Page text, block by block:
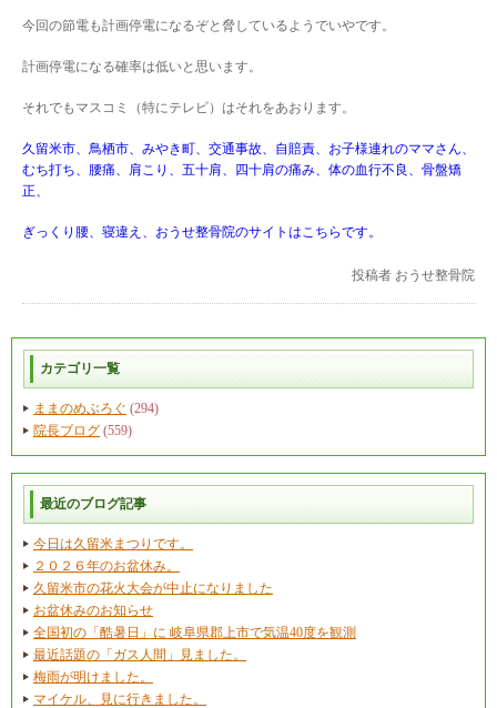
今回の節電も計画停電になるぞと脅しているようでいやです。
計画停電になる確率は低いと思います。
それでもマスコミ（特にテレビ）はそれをあおります。
久留米市、鳥栖市、みやき町、交通事故、自賠責、お子様連れのママさん、
むち打ち、腰痛、肩こり、五十肩、四十肩の痛み、体の血行不良、骨盤矯
正、
ぎっくり腰、寝違え、おうせ整骨院のサイトはこちらです。
投稿者 おうせ整骨院
カテゴリ一覧
ままのめぶろぐ (294)
院長ブログ (559)
最近のブログ記事
今日は久留米まつりです。
２０２６年のお盆休み。
久留米市の花火大会が中止になりました
お盆休みのお知らせ
全国初の「酷暑日」に 岐阜県郡上市で気温40度を観測
最近話題の「ガス人間」見ました。
梅雨が明けました。
マイケル、見に行きました。